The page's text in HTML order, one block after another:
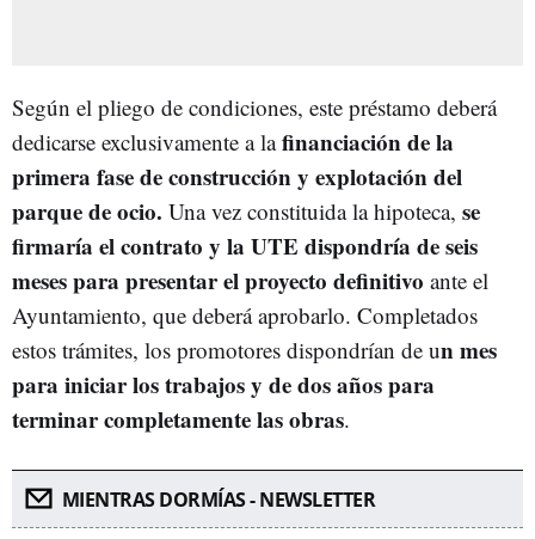
Según el pliego de condiciones, este préstamo deberá
dedicarse exclusivamente a lafinanciación de la
primera fase de construcción y explotación del
parque de ocio. Una vez constituida la hipoteca, se
firmaría el contrato y la UTE dispondría de seis
meses para presentar el proyecto definitivo ante el
Ayuntamiento, que deberá aprobarlo. Completados
estos trámites, los promotores dispondrían de un mes
para iniciar los trabajos y de dos años para
terminar completamente las obras.
MIENTRAS DORMÍAS - NEWSLETTER